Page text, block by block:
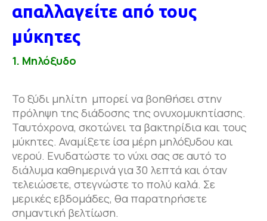
απαλλαγείτε από τους
μύκητες
1. Μηλόξυδο
Το ξύδι μηλίτη μπορεί να βοηθήσει στην
πρόληψη της διάδοσης της ονυχομυκητίασης.
Ταυτόχρονα, σκοτώνει τα βακτηρίδια και τους
μύκητες. Αναμίξετε ίσα μέρη μηλόξυδου και
νερού. Ενυδατώστε το νύχι σας σε αυτό το
διάλυμα καθημερινά για 30 λεπτά και όταν
τελειώσετε, στεγνώστε το πολύ καλά. Σε
μερικές εβδομάδες, θα παρατηρήσετε
σημαντική βελτίωση.